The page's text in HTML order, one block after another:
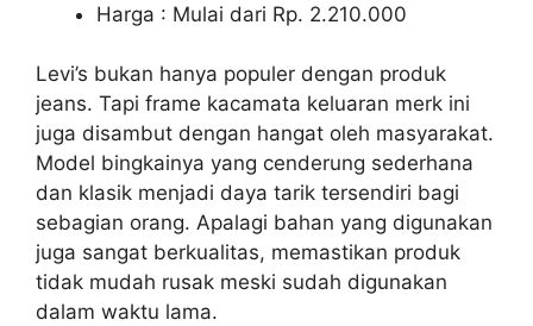
Harga : Mulai dari Rp. 2.210.000
Levi’s bukan hanya populer dengan produk
jeans. Tapi frame kacamata keluaran merk ini
juga disambut dengan hangat oleh masyarakat.
Model bingkainya yang cenderung sederhana
dan klasik menjadi daya tarik tersendiri bagi
sebagian orang. Apalagi bahan yang digunakan
juga sangat berkualitas, memastikan produk
tidak mudah rusak meski sudah digunakan
dalam waktu lama.